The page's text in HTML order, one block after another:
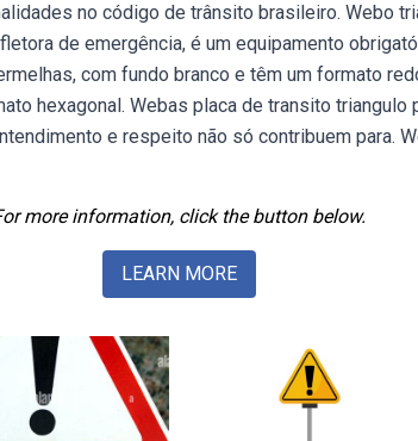
no código de trânsito brasileiro. Webo
de emergência, é um equipamento
com fundo branco e têm um formato
hexagonal. Webas placa de transito
e respeito não só contribuem para.
more information, click the button below.
LEARN MORE